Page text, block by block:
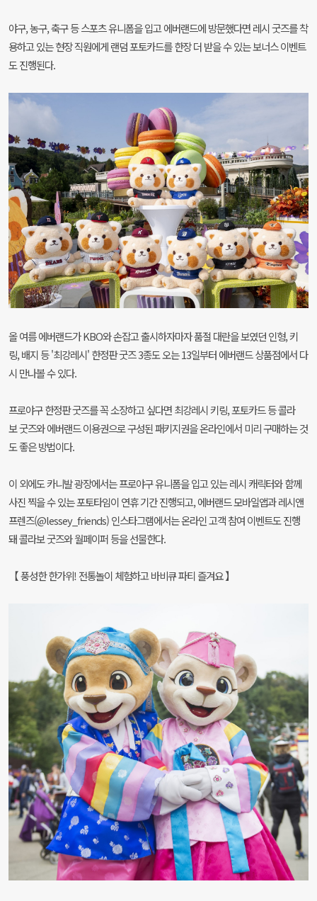
야구, 농구, 축구 등 스포츠 유니폼을 입고 에버랜드에 방문했다면 레시 굿즈를 착
용하고 있는 현장 직원에게 랜덤 포토카드를 한장 더 받을 수 있는 보너스 이벤트
도 진행된다.
올 여름 에버랜드가 KBO와 손잡고 출시하자마자 품절 대란을 보였던 인형, 키
링, 배지 등 '최강레시' 한정판 굿즈 3종도 오는 13일부터 에버랜드 상품점에서 다
시 만나볼 수 있다.
프로야구 한정판 굿즈를 꼭 소장하고 싶다면 최강레시 키링, 포토카드 등 콜라
보 굿즈와 에버랜드 이용권으로 구성된 패키지권을 온라인에서 미리 구매하는 것
도 좋은 방법이다.
이 외에도 카니발 광장에서는 프로야구 유니폼을 입고 있는 레시 캐릭터와 함께
사진 찍을 수 있는 포토타임이 연휴 기간 진행되고, 에버랜드 모바일앱과 레시앤
프렌즈(@lessey_friends) 인스타그램에서는 온라인 고객 참여 이벤트도 진행
돼 콜라보 굿즈와 월페이퍼 등을 선물한다.
【 풍성한 한가위! 전통놀이 체험하고 바비큐 파티 즐겨요 】